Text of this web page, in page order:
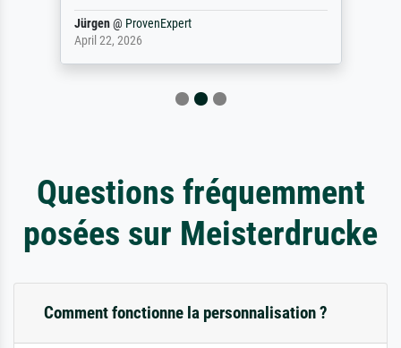
Jürgen@ ProvenExpert
April 22, 2026
Questions fréquemment
posées sur Meisterdrucke
Comment fonctionne la personnalisation ?